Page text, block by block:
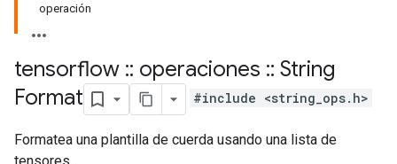
operación
tensorflow :: operaciones :: String
Format
#include <string_ops.h>
Formatea una plantilla de cuerda usando una lista de